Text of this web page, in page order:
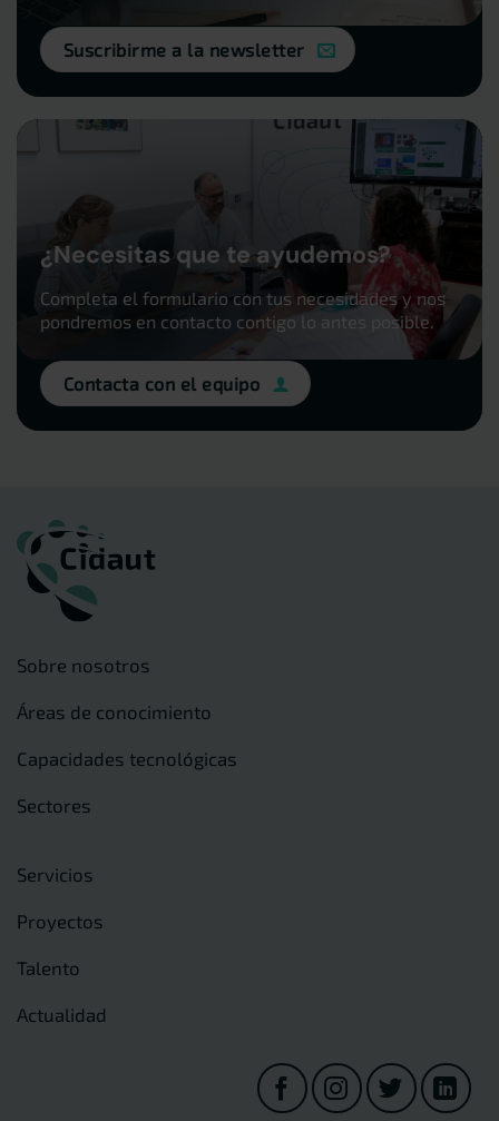
Suscribirme a la newsletter
¿Necesitas que te ayudemos?
Completa el formulario con tus necesidades y nos
pondremos en contacto contigo lo antes posible.
Contacta con el equipo
Sobre nosotros
Áreas de conocimiento
Capacidades tecnológicas
Sectores
Servicios
Proyectos
Talento
Actualidad